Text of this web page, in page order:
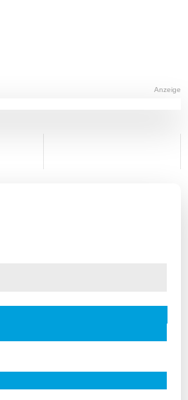
Anzeige